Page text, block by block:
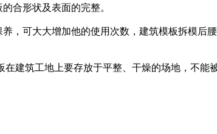
合形状及表面的完整。
，可大大增加他的使用次数，建筑模板拆模后
建筑工地上要存放于平整、干燥的场地，不能